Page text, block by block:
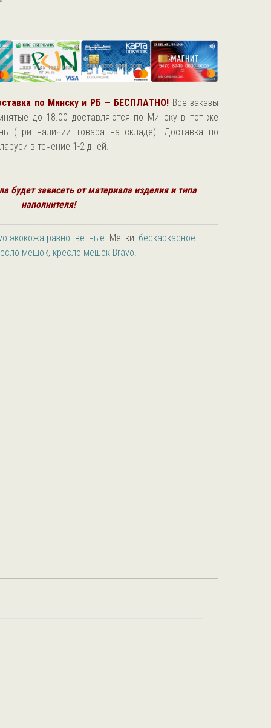
по Минску и РБ — БЕСПЛАТНО! Все заказы
до 18.00 доставляются по Минску в тот же
(при наличии товара на складе). Доставка по
в течение 1-2 дней.
будет зависеть отматериала изделия и типа
наполнителя!
экокожа разноцветные. Метки: бескаркасное
мешок, кресло мешок Bravo.